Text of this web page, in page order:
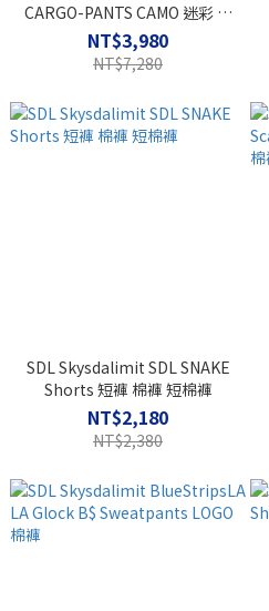
CARGO-PANTS CAMO 迷彩 拉
鍊 工作褲 長褲
NT$3,980
NT$7,280
SDL Skysdalimit SDL SNAKE
Shorts 短褲 棉褲 短棉褲
NT$2,180
NT$2,380